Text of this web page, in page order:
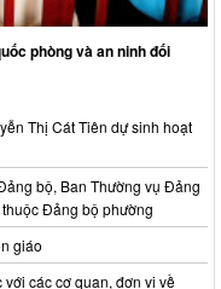
phòng và an ninh đối
Thị Cát Tiên dự sinh hoạt
bộ, Ban Thường vụ Đảng
Đảng bộ phường
giáo
các cơ quan, đơn vị về